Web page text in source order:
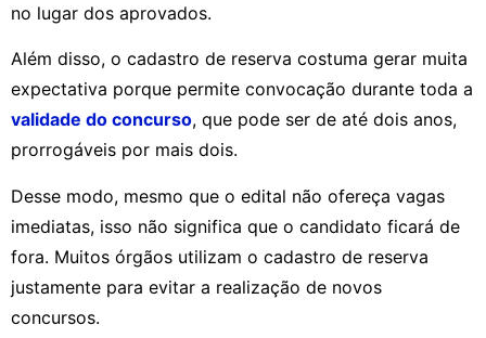
no lugar dos aprovados.
Além disso, o cadastro de reserva costuma gerar muita
expectativa porque permite convocação durante toda a
validade do concurso, que pode ser de até dois anos,
prorrogáveis por mais dois.
Desse modo, mesmo que o edital não ofereça vagas
imediatas, isso não significa que o candidato ficará de
fora. Muitos órgãos utilizam o cadastro de reserva
justamente para evitar a realização de novos
concursos.